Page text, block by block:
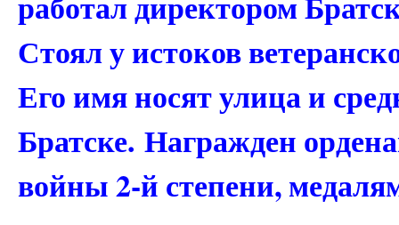
Стоял у истоков
Его имя носят улица и
Братске. Награжден
войны 2-й степени,